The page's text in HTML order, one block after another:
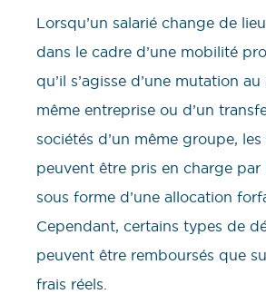
Lorsqu’un salarié change de
dans le cadre d’une mobilité
qu’il s’agisse d’une mutation
même entreprise ou d’un
sociétés d’un même groupe,
peuvent être pris en charge par
sous forme d’une allocation
Cependant, certains types de
peuvent être remboursés que
frais réels.